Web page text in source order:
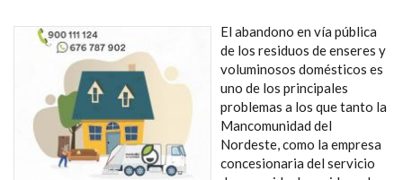
El abandono en vía pública
de los residuos de enseres y
voluminosos domésticos es
uno de los principales
problemas a los que tanto la
Mancomunidad del
Nordeste, como la empresa
concesionaria del servicio